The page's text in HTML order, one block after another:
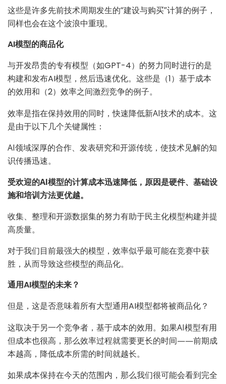
这些是许多先前技术周期发生的“建设与购买”计算的例子，
同样也会在这个波浪中重现。
AI模型的商品化
与开发昂贵的专有模型（如GPT-4）的努力同时进行的是
构建和发布AI模型，然后迅速优化。这些是（1）基于成本
的效用和（2）效率之间激烈竞争的例子。
效率是指在保持效用的同时，快速降低新AI技术的成本。这
是由于以下几个关键属性：
AI领域深厚的合作、发表研究和开源传统，使技术见解的知
识传播迅速。
受欢迎的AI模型的计算成本迅速降低，原因是硬件、基础设
施和培训方法更优越。
收集、整理和开源数据集的努力有助于民主化模型构建并提
高质量。
对于我们目前最强大的模型，效率似乎最可能在竞赛中获
胜，从而导致这些模型的商品化。
通用AI模型的未来？
但是，这是否意味着所有大型通用AI模型都将被商品化？
这取决于另一个竞争者，基于成本的效用。如果AI模型有用
但成本也很高，那么效率过程就需要更长的时间——前期成
本越高，降低成本所需的时间就越长。
如果成本保持在今天的范围内，那么我们很可能会看到完全